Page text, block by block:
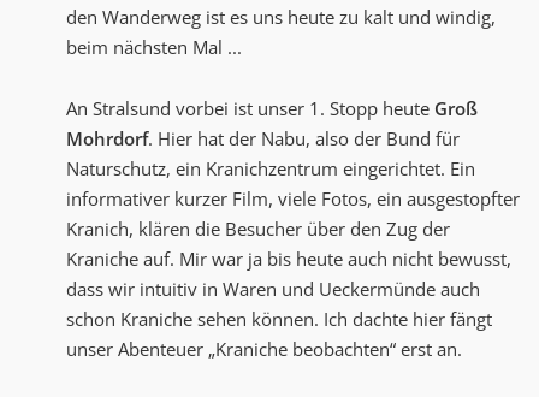
den Wanderweg ist es uns heute zu kalt und windig,
beim nächsten Mal ...
An Stralsund vorbei ist unser 1. Stopp heute Groß
Mohrdorf. Hier hat der Nabu, also der Bund für
Naturschutz, ein Kranichzentrum eingerichtet. Ein
informativer kurzer Film, viele Fotos, ein ausgestopfter
Kranich, klären die Besucher über den Zug der
Kraniche auf. Mir war ja bis heute auch nicht bewusst,
dass wir intuitiv in Waren und Ueckermünde auch
schon Kraniche sehen können. Ich dachte hier fängt
unser Abenteuer „Kraniche beobachten“ erst an.